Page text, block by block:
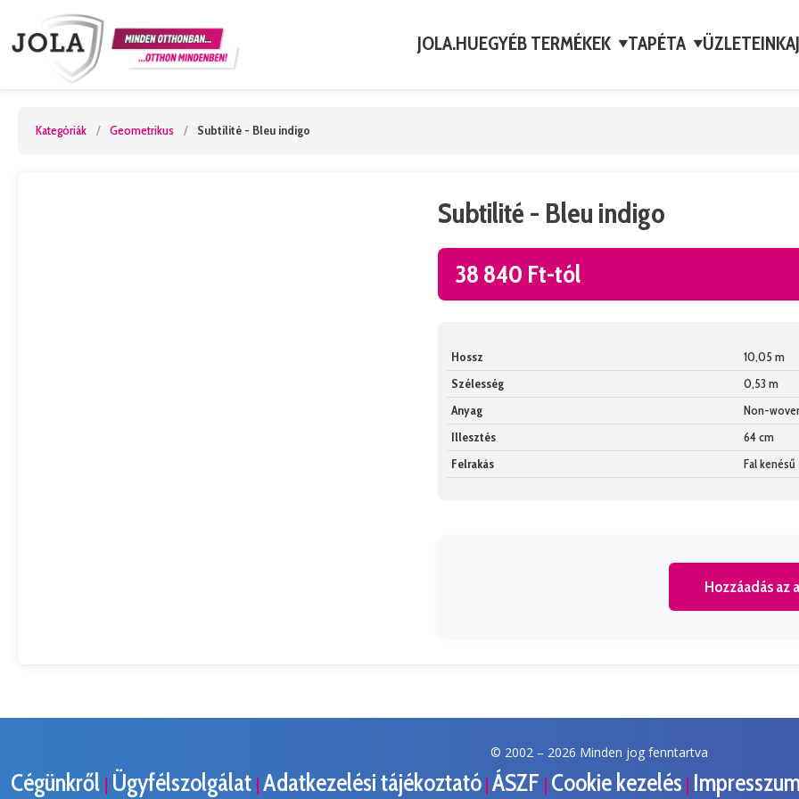
JOLA.HUEGYÉB TERMÉKEK ▼TAPÉTA ▼ÜZLETEINK
Kategóriák / Geometrikus / Subtilité - Bleu indigo
Subtilité - Bleu indigo
38 840 Ft-tól
Hossz
10,05 m
Szélesség
0,53 m
Anyag
Non-
Illesztés
64 cm
Felrakás
Fal kenésű
Hozzáadás az
© 2002 – 2026 Minden jog fenntartva
Cégünkről | Ügyfélszolgálat | Adatkezelési tájékoztató | ÁSZF | Cookie kezelés |